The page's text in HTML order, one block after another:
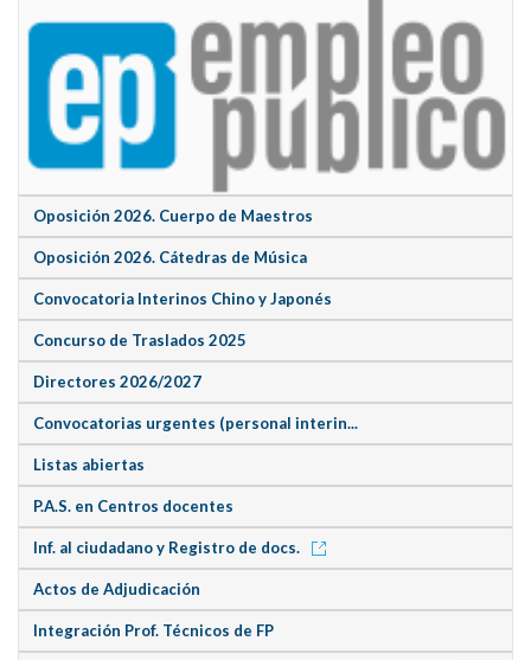
Oposición 2026. Cuerpo de Maestros
Oposición 2026. Cátedras de Música
Convocatoria Interinos Chino y Japonés
Concurso de Traslados 2025
Directores 2026/2027
Convocatorias urgentes (personal interin...
Listas abiertas
P.A.S. en Centros docentes
Inf. al ciudadano y Registro de docs.
Actos de Adjudicación
Integración Prof. Técnicos de FP